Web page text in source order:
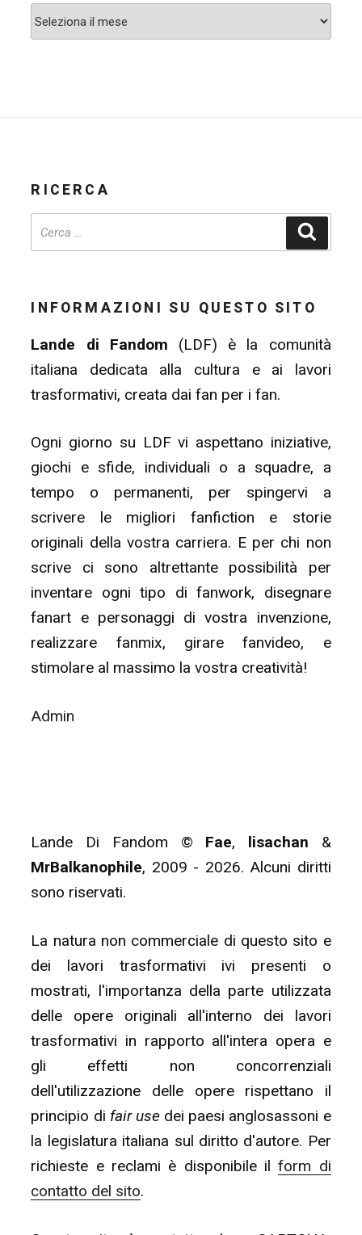
Archivi
RICERCA
INFORMAZIONI SU QUESTO SITO
Lande di Fandom (LDF) è la comunità
italiana dedicata alla cultura e ai lavori
trasformativi, creata dai fan per i fan.
Ogni giorno su LDF vi aspettano iniziative,
giochi e sfide, individuali o a squadre, a
tempo o permanenti, per spingervi a
scrivere le migliori fanfiction e storie
originali della vostra carriera. E per chi non
scrive ci sono altrettante possibilità per
inventare ogni tipo di fanwork, disegnare
fanart e personaggi di vostra invenzione,
realizzare fanmix, girare fanvideo, e
stimolare al massimo la vostra creatività!
Admin
Lande Di Fandom © Fae, lisachan &
MrBalkanophile, 2009 - 2026. Alcuni diritti
sono riservati.
La natura non commerciale di questo sito e
dei lavori trasformativi ivi presenti o
mostrati, l'importanza della parte utilizzata
delle opere originali all'interno dei lavori
trasformativi in rapporto all'intera opera e
gli effetti non concorrenziali
dell'utilizzazione delle opere rispettano il
principio di fair usedei paesi anglosassoni e
la legislatura italiana sul diritto d'autore. Per
richieste e reclami è disponibile ilform di
contatto del sito.